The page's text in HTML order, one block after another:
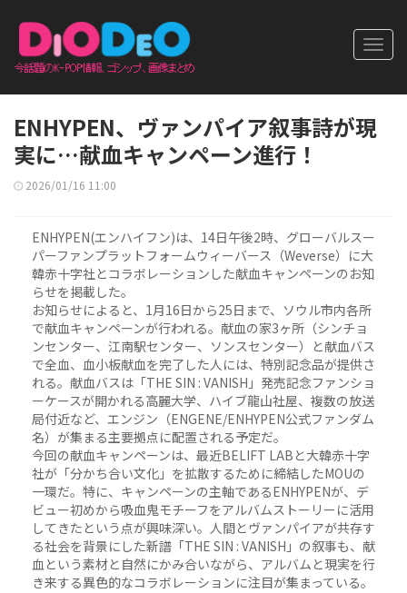
ENHYPEN、ヴァンパイア叙事詩が現
実に…献血キャンペーン進行！
2026/01/16 11:00
ENHYPEN(エンハイフン)は、14日午後2時、グローバルスー
パーファンプラットフォームウィーバース（Weverse）に大
韓赤十字社とコラボレーションした献血キャンペーンのお知
らせを掲載した。
お知らせによると、1月16日から25日まで、ソウル市内各所
で献血キャンペーンが行われる。献血の家3ヶ所（シンチョ
ンセンター、江南駅センター、ソンスセンター）と献血バス
で全血、血小板献血を完了した人には、特別記念品が提供さ
れる。献血バスは「THE SIN : VANISH」発売記念ファンショ
ーケースが開かれる高麗大学、ハイブ龍山社屋、複数の放送
局付近など、エンジン（ENGENE/ENHYPEN公式ファンダム
名）が集まる主要拠点に配置される予定だ。
今回の献血キャンペーンは、最近BELIFT LABと大韓赤十字
社が「分かち合い文化」を拡散するために締結したMOUの
一環だ。特に、キャンペーンの主軸であるENHYPENが、デ
ビュー初めから吸血鬼モチーフをアルバムストーリーに活用
してきたという点が興味深い。人間とヴァンパイアが共存す
る社会を背景にした新譜「THE SIN : VANISH」の叙事も、献
血という素材と自然にかみ合いながら、アルバムと現実を行
き来する異色的なコラボレーションに注目が集まっている。